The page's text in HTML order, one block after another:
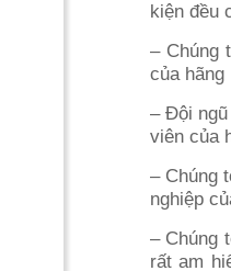
kiện đều
– Chúng
của hãng
– Đội
viên của
– Chúng
nghiệp
– Chúng
rất am